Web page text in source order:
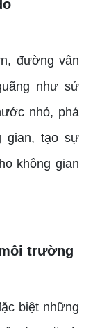
đường vân
như sử
nhỏ, phá
gian, tạo sự
không gian
trường
biệt những